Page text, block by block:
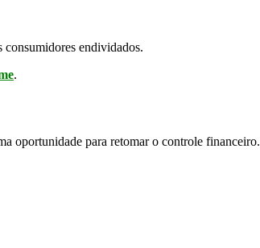
consumidores endividados.
.
oportunidade para retomar o controle financeiro.